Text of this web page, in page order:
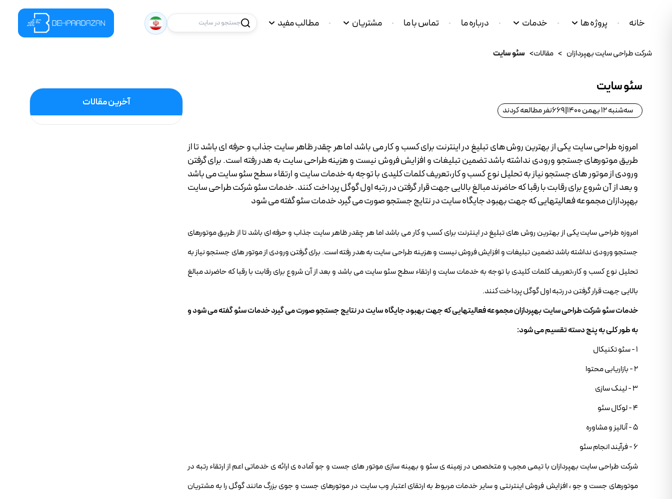
خانه پروژه ها خدمات درباره ما تماس با ما مشتریان مطالب مفید جستجو در سایت
شرکت طراحی سایت بهپردازان > مقالات> سئو سایت
سئو سایت
سه‌شنبه 12 بهمن 1400 |
669نفر مطالعه کردند
امروزه طراحی سایت یکی از بهترین روش های تبلیغ در اینترنت برای کسب و کار می باشد اما هر چقدر ظاهر سایت جذاب و حرفه ای باشد تا از
طریق موتورهای جستجو ورودی نداشته باشد تضمین تبلیغات و افزایش فروش نیست و هزینه طراحی سایت به هدر رفته است. برای گرفتن
ورودی از موتور های جستجو نیاز به تحلیل نوع کسب و کار،تعریف کلمات کلیدی با توجه به خدمات سایت و ارتقاء سطح سئو سایت می باشد
و بعد از آن شروع برای رقابت با رقبا که حاضرند مبالغ بالایی جهت قرار گرفتن در رتبه اول گوگل پرداخت کنند. خدمات سئو شرکت طراحی سایت
بهپردازان مجموعه فعالیتهایی که جهت بهبود جایگاه سایت در نتایج جستجو صورت می گیرد خدمات سئو گفته می شود
امروزه طراحی سایت یکی از بهترین روش های تبلیغ در اینترنت برای کسب و کار می باشد اما هر چقدر ظاهر سایت جذاب و حرفه ای باشد تا از طریق موتورهای
جستجو ورودی نداشته باشد تضمین تبلیغات و افزایش فروش نیست و هزینه طراحی سایت به هدر رفته است. برای گرفتن ورودی از موتور های جستجو نیاز به
تحلیل نوع کسب و کار،تعریف کلمات کلیدی با توجه به خدمات سایت و ارتقاء سطح سئو سایت می باشد و بعد از آن شروع برای رقابت با رقبا که حاضرند مبالغ
بالایی جهت قرار گرفتن در رتبه اول گوگل پرداخت کنند.
خدمات سئو شرکت طراحی سایت بهپردازان مجموعه فعالیتهایی که جهت بهبود جایگاه سایت در نتایج جستجو صورت می گیرد خدمات سئو گفته می شود و
به طور کلی به پنج دسته تقسیم می شود:
۱ - سئو تکنیکال
۲ - بازاریابی محتوا
۳ - لینک سازی
۴ - لوکال سئو
۵ - آنالیز و مشاوره
۶ - فرآیند انجام سئو
شرکت طراحی سایت بهپردازان با تیمی مجرب و متخصص در زمینه ی سئو و بهینه سازی موتور های جست و جو آماده ی ارائه ی خدماتی اعم از ارتقاء رتبه در
موتورهای جست و جو ، افزایش فروش اینترنتی و سایر خدمات مربوط به ارتقای اعتبار وب سایت در موتورهای جست و جوی بزرگ مانند گوگل را به مشتریان
آخرین مقالات